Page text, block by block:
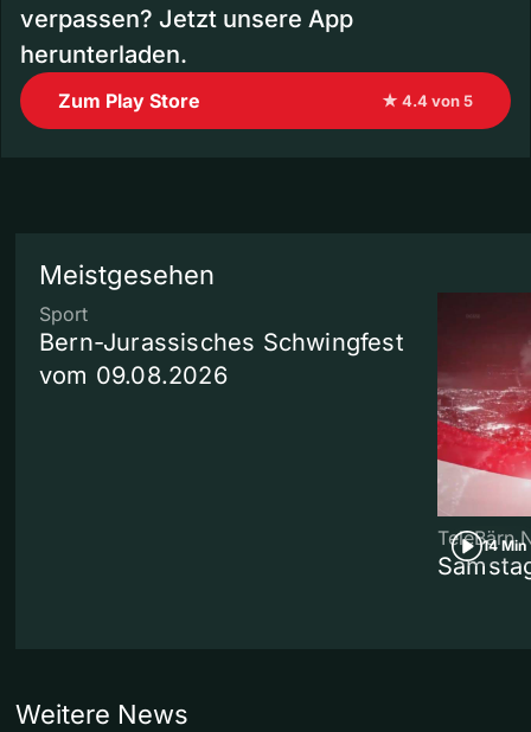
verpassen? Jetzt unsere App
herunterladen.
Zum Play Store ★ 4.4 von 5
Meistgesehen
Sport
Bern-Jurassisches Schwingfest
vom 09.08.2026
14 Min
TeleBärn
Weitere News